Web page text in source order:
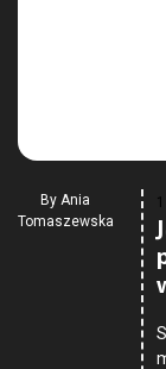
By Ania
Tomaszewska